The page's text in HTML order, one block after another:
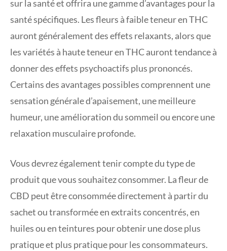
sur la santé et offrira une gamme d’avantages pour la
santé spécifiques. Les fleurs à faible teneur en THC
auront généralement des effets relaxants, alors que
les variétés à haute teneur en THC auront tendance à
donner des effets psychoactifs plus prononcés.
Certains des avantages possibles comprennent une
sensation générale d’apaisement, une meilleure
humeur, une amélioration du sommeil ou encore une
relaxation musculaire profonde.
Vous devrez également tenir compte du type de
produit que vous souhaitez consommer. La fleur de
CBD peut être consommée directement à partir du
sachet ou transformée en extraits concentrés, en
huiles ou en teintures pour obtenir une dose plus
pratique et plus pratique pour les consommateurs.